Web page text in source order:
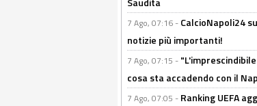
7 Ago, 07:16 - CalcioNapoli24
notizie più importanti!
7 Ago, 07:15 -
cosa sta accadendo con il
7 Ago, 07:05 - Ranking UEFA